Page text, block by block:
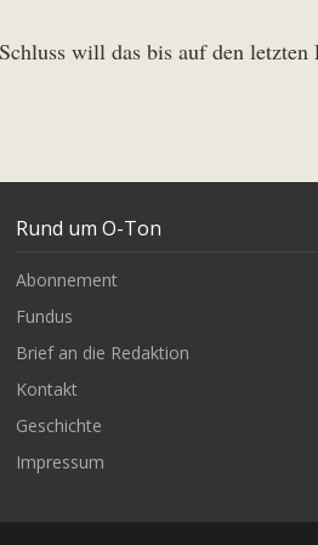
will das bis auf den
Rund um O-Ton
Abonnement
Fundus
Brief an die Redaktion
Kontakt
Geschichte
Impressum